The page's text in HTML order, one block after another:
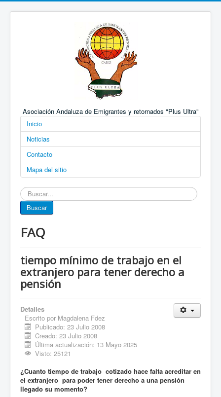
Asociación Andaluza de Emigrantes y retornados "Plus Ultra"
Inicio
Noticias
Contacto
Mapa del sitio
Buscar...
Buscar
FAQ
tiempo mínimo de trabajo en el
extranjero para tener derecho a
pensión
Detalles
Escrito por Magdalena Fdez
Publicado: 23 Julio 2008
Creado: 23 Julio 2008
Última actualización: 13 Mayo 2025
Visto: 25121
¿Cuanto tiempo de trabajo cotizado hace falta acreditar en
el extranjero para poder tener derecho a una pensión
llegado su momento?